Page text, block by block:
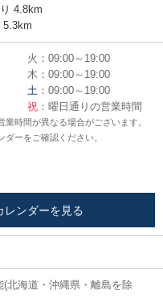
4.8km
5.3km
火：09:00～19:00
木：09:00～19:00
土 ：09:00～19:00
祝 ：曜日通りの営業時間
時間が異なる場合がございます。
ーをご確認ください。
レンダーを見る
(北海道・沖縄県・離島を除